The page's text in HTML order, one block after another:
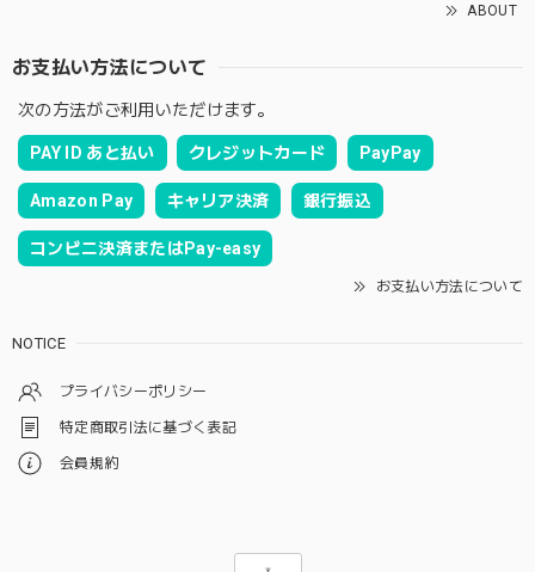
ABOUT
お支払い方法について
次の方法がご利用いただけます。
PAY ID あと払い クレジットカード PayPay
Amazon Pay キャリア決済 銀行振込
コンビニ決済またはPay-easy
お支払い方法について
NOTICE
プライバシーポリシー
特定商取引法に基づく表記
会員規約